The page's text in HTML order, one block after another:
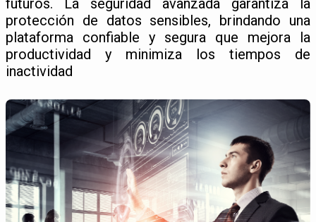
futuros. La seguridad avanzada garantiza la
protección de datos sensibles, brindando una
plataforma confiable y segura que mejora la
productividad y minimiza los tiempos de
inactividad